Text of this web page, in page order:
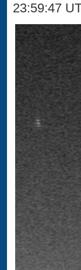
23:59:47